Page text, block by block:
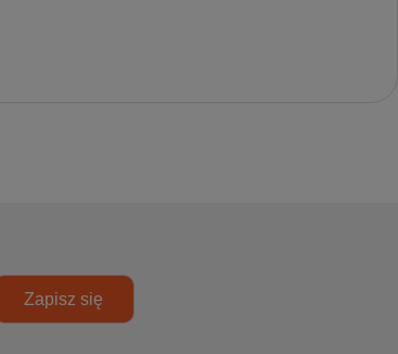
Zapisz się